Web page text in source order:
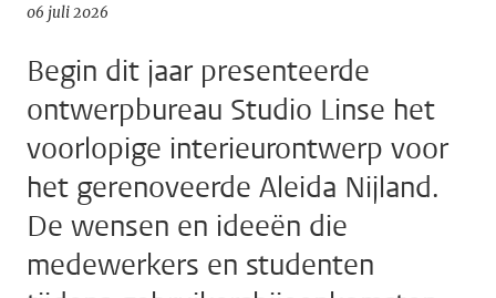
06 juli 2026
Begin dit jaar presenteerde
ontwerpbureau Studio Linse het
voorlopige interieurontwerp voor
het gerenoveerde Aleida Nijland.
De wensen en ideeën die
medewerkers en studenten